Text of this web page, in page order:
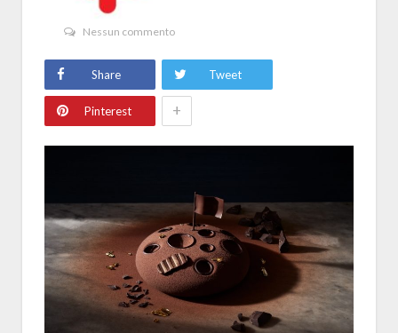
Nessun commento
Share Tweet
Pinterest +